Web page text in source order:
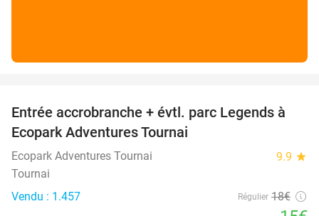
17%
Entrée accrobranche + évtl. parc Legends à
Ecopark Adventures Tournai
Ecopark Adventures Tournai 9.9 star
Tournai
Vendu : 1.457
Régulier 18€